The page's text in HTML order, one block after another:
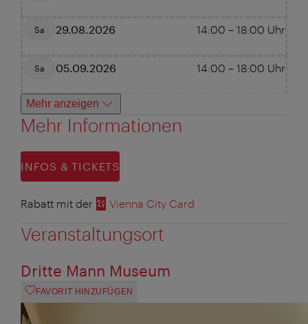
Sa 29.08.2026 14:00 – 18:00 Uhr
Sa 05.09.2026 14:00 – 18:00 Uhr
Mehr anzeigen
Mehr Informationen
INFOS & TICKETS
Rabatt mit der Vienna City Card
Veranstaltungsort
Dritte Mann Museum
FAVORIT HINZUFÜGEN